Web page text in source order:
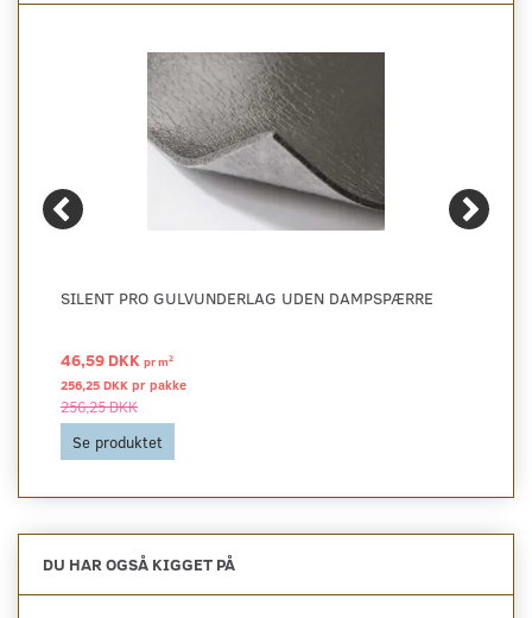
SILENT PRO GULVUNDERLAG UDEN DAMPSPÆRRE
46,59 DKK prm2
256,25 DKK pr pakke
256,25 DKK
Se produktet
DU HAR OGSÅ KIGGET PÅ